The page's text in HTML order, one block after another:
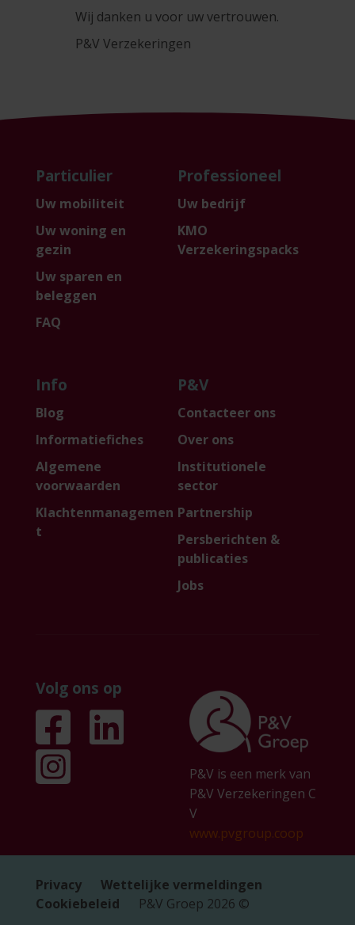
Wij danken u voor uw vertrouwen.
P&V Verzekeringen
Particulier
Uw mobiliteit
Uw woning en
gezin
Uw sparen en
beleggen
FAQ
Professioneel
Uw bedrijf
KMO
Verzekeringspacks
Info
Blog
Informatiefiches
Algemene
voorwaarden
Klachtenmanagemen
t
P&V
Contacteer ons
Over ons
Institutionele
sector
Partnership
Persberichten &
publicaties
Jobs
Volg ons op
P&V is een merk van
P&V Verzekeringen C
V
www.pvgroup.coop
Privacy
Wettelijke vermeldingen
Cookiebeleid
P&V Groep 2026 ©